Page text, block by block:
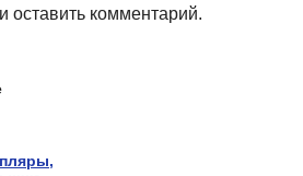
и оставить комментарий.